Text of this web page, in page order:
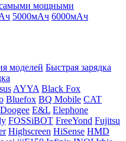
самыми мощными
5000мАч 6000мАч
моделей Быстрая зарядка
AYYA Black Fox
Bluefox BQ Mobile CAT
Doogee E&L Elephone
FOSSiBOT FreeYond Fujitsu
Highscreen HiSense HMD